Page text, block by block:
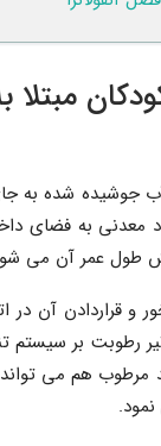
مبتلا
جوشیده شده به
معدنی به فضای
طول عمر آن می
قراردادن آن در
رطوبت بر
هم می تواند